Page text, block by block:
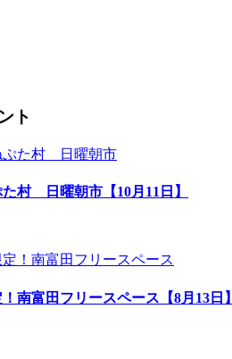
ト
村 日曜朝市【10月11日】
南富田フリースペース【8月13日】